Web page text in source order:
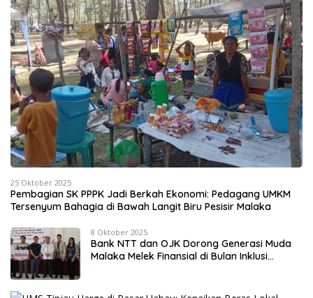
25 Oktober 2025
Pembagian SK PPPK Jadi Berkah Ekonomi: Pedagang UMKM
Tersenyum Bahagia di Bawah Langit Biru Pesisir Malaka
8 Oktober 2025
Bank NTT dan OJK Dorong Generasi Muda
Malaka Melek Finansial di Bulan Inklusi